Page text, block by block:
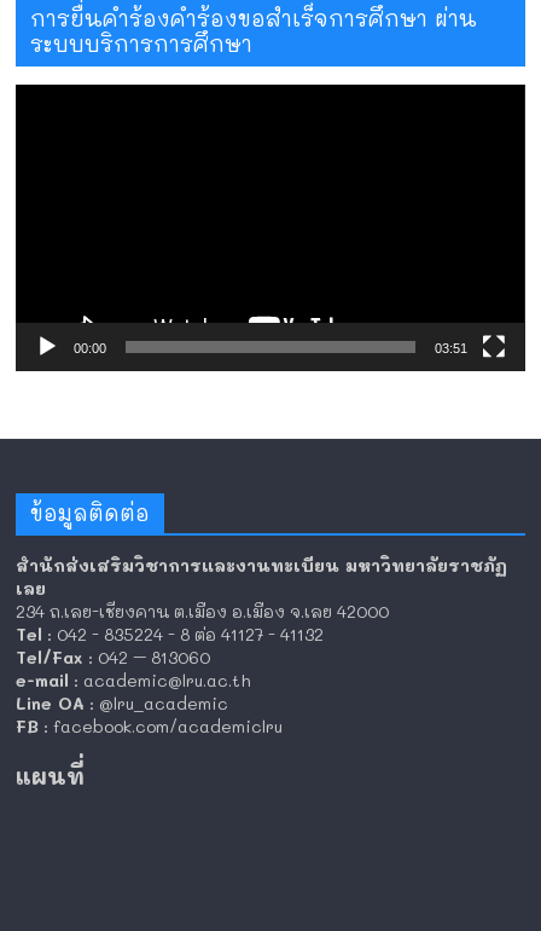
การยื่นคำร้องคำร้องขอสำเร็จการศึกษา ผ่าน
ระบบบริการการศึกษา
00:00 03:51
ข้อมูลติดต่อ
สำนักส่งเสริมวิชาการและงานทะเบียน มหาวิทยาลัยราชภัฏ
เลย
234 ถ.เลย-เชียงคาน ต.เมือง อ.เมือง จ.เลย 42000
Tel : 042 - 835224 - 8 ต่อ 41127 - 41132
Tel/Fax : 042 – 813060
e-mail : academic@lru.ac.th
Line OA : @lru_academic
FB : facebook.com/academiclru
แผนที่